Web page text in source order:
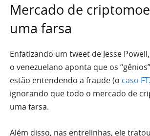
Mercado de
uma farsa
Enfatizando um tweet de Jesse
o venezuelano aponta que os
estão entendendo a fraude (o caso
ignorando que todo o mercado de
uma farsa.
Além disso, nas entrelinhas, ele